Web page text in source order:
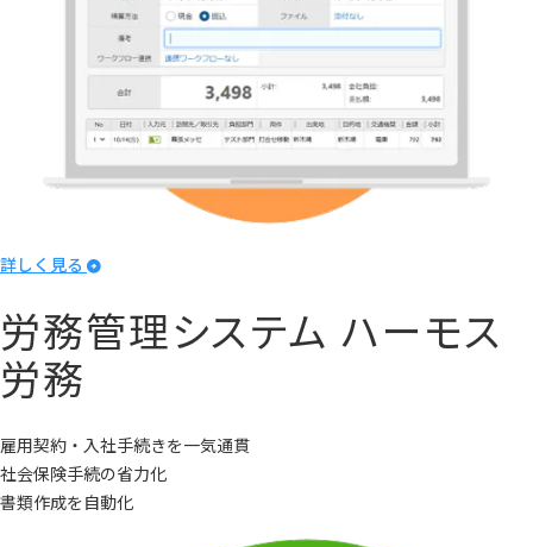
詳しく見る
労務管理システム ハーモス
労務
雇用契約・入社手続きを一気通貫
社会保険手続の省力化
書類作成を自動化